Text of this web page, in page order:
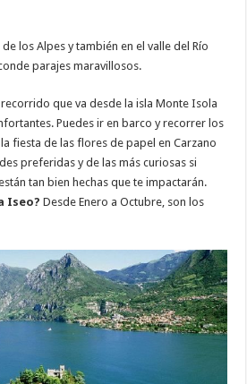
los Alpes y también en el valle del Río
parajes maravillosos.
recorrido que va desde la isla Monte Isola
Puedes ir en barco y recorrer los
fiesta de las flores de papel en Carzano
preferidas y de las más curiosas si
tan bien hechas que te impactarán.
Iseo?Desde Enero a Octubre, son los